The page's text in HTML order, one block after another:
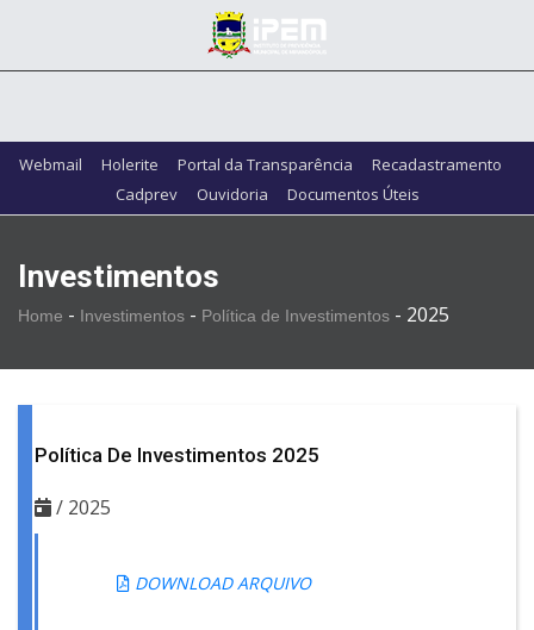
Webmail Holerite Portal da Transparência
Recadastramento
Cadprev
Ouvidoria Documentos Úteis
Investimentos
Home - Investimentos - Política de Investimentos - 2025
Política De Investimentos 2025
/ 2025
DOWNLOAD ARQUIVO